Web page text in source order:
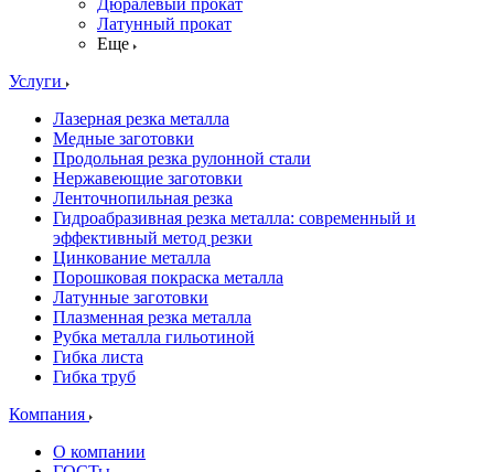
Дюралевый прокат
Латунный прокат
Еще
Услуги
Лазерная резка металла
Медные заготовки
Продольная резка рулонной стали
Нержавеющие заготовки
Ленточнопильная резка
Гидроабразивная резка металла: современный и
эффективный метод резки
Цинкование металла
Порошковая покраска металла
Латунные заготовки
Плазменная резка металла
Рубка металла гильотиной
Гибка листа
Гибка труб
Компания
О компании